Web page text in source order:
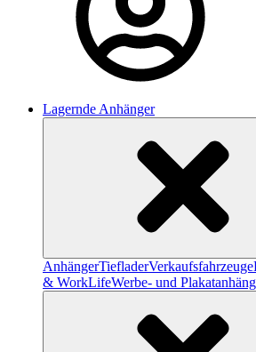
Lagernde Anhänger
AnhängerTiefladerVerkaufsfahrzeuge
& WorkLifeWerbe- und